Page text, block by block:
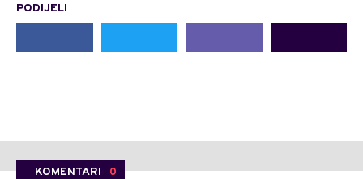
PODIJELI
KOMENTARI 0